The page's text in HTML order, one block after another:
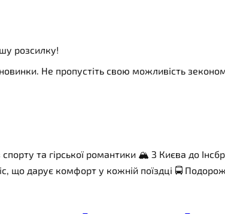
розсилку!
Не пропустіть свою можливість
та гірської романтики 🏔 З Києва до
що дарує комфорт у кожній поїздці 🚍